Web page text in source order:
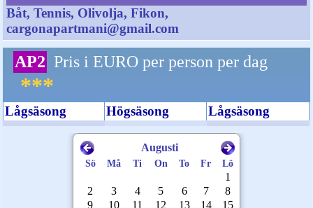
Båt, Tennis, Olivolja, Fikon,
cargonapartmani@gmail.com
AP2 Pris i EURO per person per dag
***
Lågsäsong Högsäsong Lågsäsong